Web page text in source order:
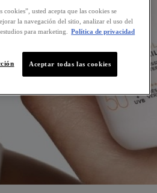
usted acepta que las cookies se
la navegación del sitio, analizar el uso del
para marketing.
Política de privacidad
Aceptar todas las cookies